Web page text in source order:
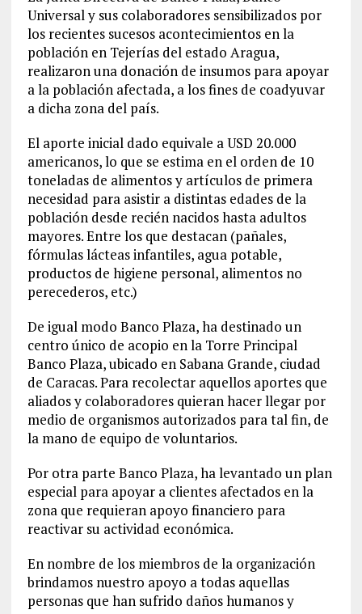
Universal y sus colaboradores sensibilizados por
los recientes sucesos acontecimientos en la
población en Tejerías del estado Aragua,
realizaron una donación de insumos para apoyar
a la población afectada, a los fines de coadyuvar
a dicha zona del país.
El aporte inicial dado equivale a USD 20.000
americanos, lo que se estima en el orden de 10
toneladas de alimentos y artículos de primera
necesidad para asistir a distintas edades de la
población desde recién nacidos hasta adultos
mayores. Entre los que destacan (pañales,
fórmulas lácteas infantiles, agua potable,
productos de higiene personal, alimentos no
perecederos, etc.)
De igual modo Banco Plaza, ha destinado un
centro único de acopio en la Torre Principal
Banco Plaza, ubicado en Sabana Grande, ciudad
de Caracas. Para recolectar aquellos aportes que
aliados y colaboradores quieran hacer llegar por
medio de organismos autorizados para tal fin, de
la mano de equipo de voluntarios.
Por otra parte Banco Plaza, ha levantado un plan
especial para apoyar a clientes afectados en la
zona que requieran apoyo financiero para
reactivar su actividad económica.
En nombre de los miembros de la organización
brindamos nuestro apoyo a todas aquellas
personas que han sufrido daños humanos y